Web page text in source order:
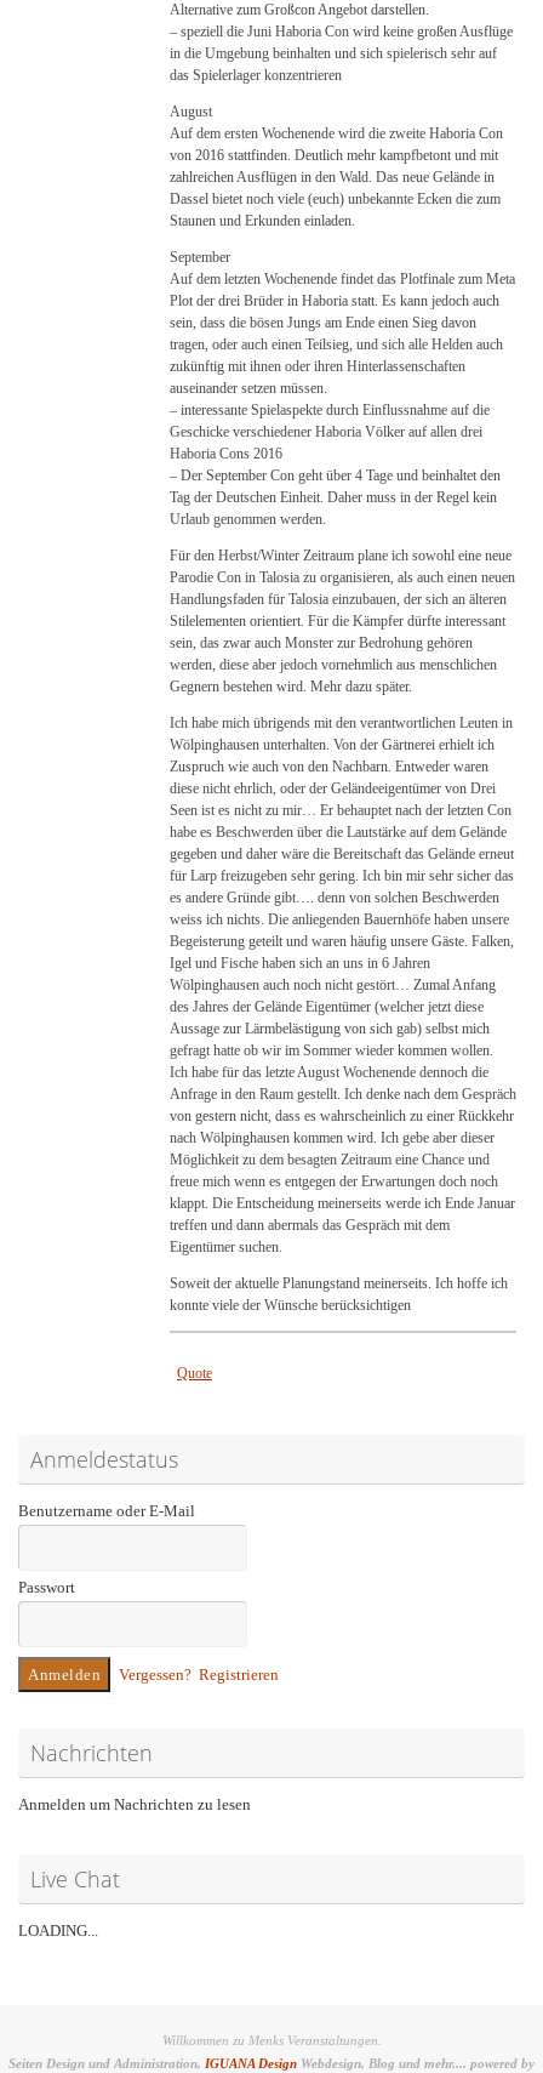
Alternative zum Großcon Angebot darstellen.
– speziell die Juni Haboria Con wird keine großen Ausflüge
in die Umgebung beinhalten und sich spielerisch sehr auf
das Spielerlager konzentrieren
August
Auf dem ersten Wochenende wird die zweite Haboria Con
von 2016 stattfinden. Deutlich mehr kampfbetont und mit
zahlreichen Ausflügen in den Wald. Das neue Gelände in
Dassel bietet noch viele (euch) unbekannte Ecken die zum
Staunen und Erkunden einladen.
September
Auf dem letzten Wochenende findet das Plotfinale zum Meta
Plot der drei Brüder in Haboria statt. Es kann jedoch auch
sein, dass die bösen Jungs am Ende einen Sieg davon
tragen, oder auch einen Teilsieg, und sich alle Helden auch
zukünftig mit ihnen oder ihren Hinterlassenschaften
auseinander setzen müssen.
– interessante Spielaspekte durch Einflussnahme auf die
Geschicke verschiedener Haboria Völker auf allen drei
Haboria Cons 2016
– Der September Con geht über 4 Tage und beinhaltet den
Tag der Deutschen Einheit. Daher muss in der Regel kein
Urlaub genommen werden.
Für den Herbst/Winter Zeitraum plane ich sowohl eine neue
Parodie Con in Talosia zu organisieren, als auch einen neuen
Handlungsfaden für Talosia einzubauen, der sich an älteren
Stilelementen orientiert. Für die Kämpfer dürfte interessant
sein, das zwar auch Monster zur Bedrohung gehören
werden, diese aber jedoch vornehmlich aus menschlichen
Gegnern bestehen wird. Mehr dazu später.
Ich habe mich übrigends mit den verantwortlichen Leuten in
Wölpinghausen unterhalten. Von der Gärtnerei erhielt ich
Zuspruch wie auch von den Nachbarn. Entweder waren
diese nicht ehrlich, oder der Geländeeigentümer von Drei
Seen ist es nicht zu mir… Er behauptet nach der letzten Con
habe es Beschwerden über die Lautstärke auf dem Gelände
gegeben und daher wäre die Bereitschaft das Gelände erneut
für Larp freizugeben sehr gering. Ich bin mir sehr sicher das
es andere Gründe gibt…. denn von solchen Beschwerden
weiss ich nichts. Die anliegenden Bauernhöfe haben unsere
Begeisterung geteilt und waren häufig unsere Gäste. Falken,
Igel und Fische haben sich an uns in 6 Jahren
Wölpinghausen auch noch nicht gestört… Zumal Anfang
des Jahres der Gelände Eigentümer (welcher jetzt diese
Aussage zur Lärmbelästigung von sich gab) selbst mich
gefragt hatte ob wir im Sommer wieder kommen wollen.
Ich habe für das letzte August Wochenende dennoch die
Anfrage in den Raum gestellt. Ich denke nach dem Gespräch
von gestern nicht, dass es wahrscheinlich zu einer Rückkehr
nach Wölpinghausen kommen wird. Ich gebe aber dieser
Möglichkeit zu dem besagten Zeitraum eine Chance und
freue mich wenn es entgegen der Erwartungen doch noch
klappt. Die Entscheidung meinerseits werde ich Ende Januar
treffen und dann abermals das Gespräch mit dem
Eigentümer suchen.
Soweit der aktuelle Planungstand meinerseits. Ich hoffe ich
konnte viele der Wünsche berücksichtigen
Quote
Anmeldestatus
Benutzername oder E-Mail
Passwort
Vergessen? Registrieren
Nachrichten
Anmelden um Nachrichten zu lesen
Live Chat
LOADING...
Willkommen zu Menks Veranstaltungen.
Seiten Design und Administration, IGUANA Design Webdesign, Blog und mehr.... powered by